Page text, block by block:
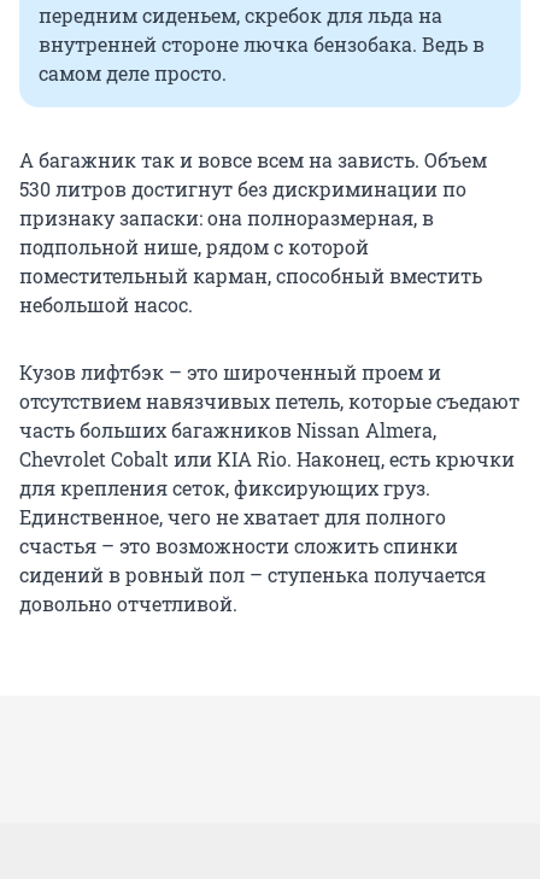
передним сиденьем, скребок для льда на
внутренней стороне лючка бензобака. Ведь в
самом деле просто.
А багажник так и вовсе всем на зависть. Объем
530 литров достигнут без дискриминации по
признаку запаски: она полноразмерная, в
подпольной нише, рядом с которой
поместительный карман, способный вместить
небольшой насос.
Кузов лифтбэк – это широченный проем и
отсутствием навязчивых петель, которые съедают
часть больших багажников Nissan Almera,
Chevrolet Cobalt или KIA Rio. Наконец, есть крючки
для крепления сеток, фиксирующих груз.
Единственное, чего не хватает для полного
счастья – это возможности сложить спинки
сидений в ровный пол – ступенька получается
довольно отчетливой.